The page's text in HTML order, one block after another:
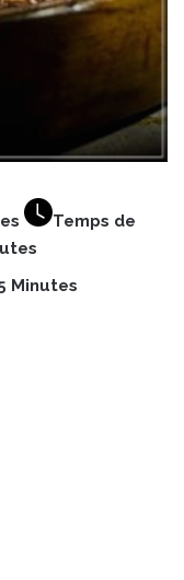
Temps de
Minutes